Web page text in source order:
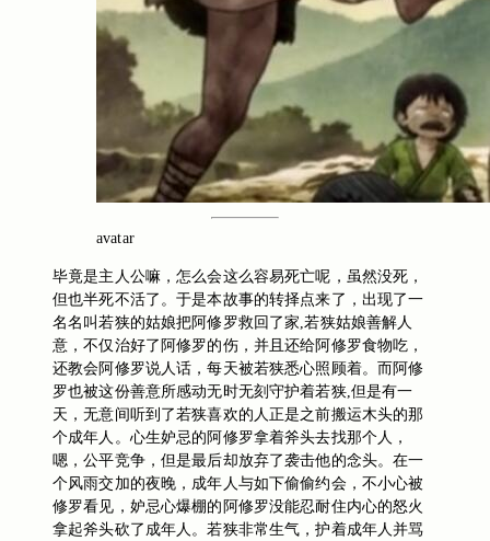
avatar
毕竟是主人公嘛，怎么会这么容易死亡呢，虽然没死，
但也半死不活了。于是本故事的转择点来了，出现了一
名名叫若狭的姑娘把阿修罗救回了家,若狭姑娘善解人
意，不仅治好了阿修罗的伤，并且还给阿修罗食物吃，
还教会阿修罗说人话，每天被若狭悉心照顾着。而阿修
罗也被这份善意所感动无时无刻守护着若狭,但是有一
天，无意间听到了若狭喜欢的人正是之前搬运木头的那
个成年人。心生妒忌的阿修罗拿着斧头去找那个人，
嗯，公平竞争，但是最后却放弃了袭击他的念头。在一
个风雨交加的夜晚，成年人与如下偷偷约会，不小心被
修罗看见，妒忌心爆棚的阿修罗没能忍耐住内心的怒火
拿起斧头砍了成年人。若狭非常生气，护着成年人并骂